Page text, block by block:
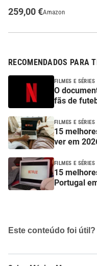
259,00 €Amazon
RECOMENDADOS PARA TI
FILMES E SÉRIES
O
fãs de
FILMES E SÉRIES
15
ver em
FILMES E SÉRIES
15
Portugal
Este conteúdo foi útil?
Este conteúdo contém